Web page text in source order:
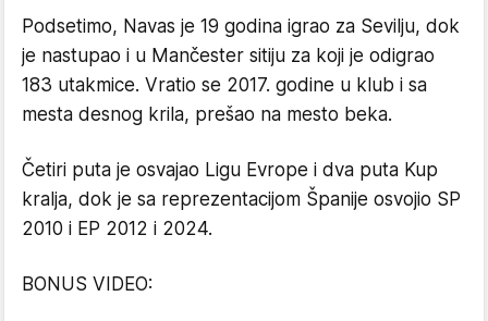
Podsetimo, Navas je 19 godina igrao za Sevilju, dok
je nastupao i u Mančester sitiju za koji je odigrao
183 utakmice. Vratio se 2017. godine u klub i sa
mesta desnog krila, prešao na mesto beka.
Četiri puta je osvajao Ligu Evrope i dva puta Kup
kralja, dok je sa reprezentacijom Španije osvojio SP
2010 i EP 2012 i 2024.
BONUS VIDEO: